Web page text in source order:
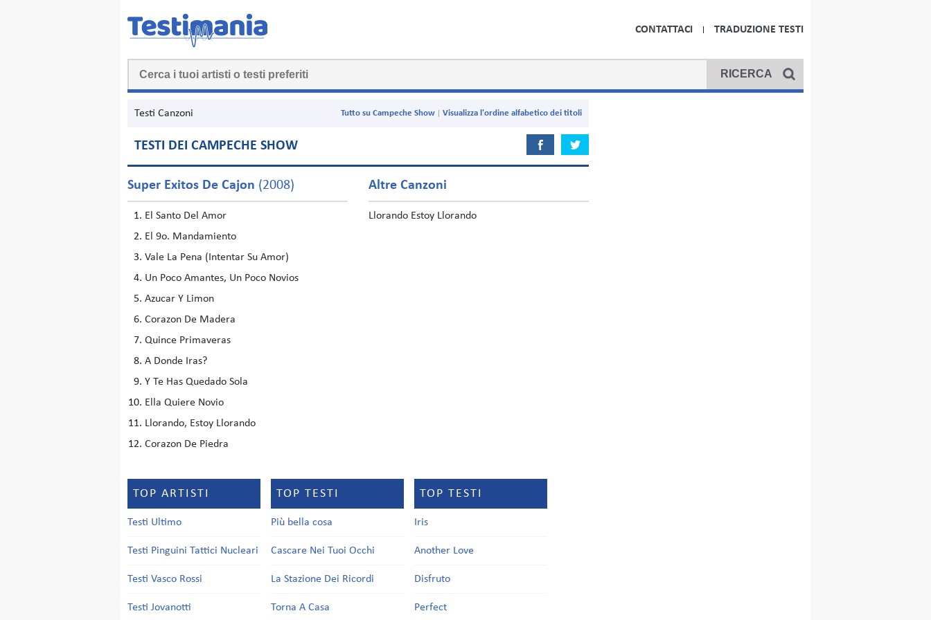
CONTATTACI TRADUZIONE TESTI
Testi Canzoni Visualizza l'ordine alfabetico dei titoli
Tutto su Campeche Show
TESTI DEI CAMPECHE SHOW
Super Exitos De Cajon (2008)
El Santo Del Amor
El 9o. Mandamiento
Vale La Pena (Intentar Su Amor)
Un Poco Amantes, Un Poco Novios
Azucar Y Limon
Corazon De Madera
Quince Primaveras
A Donde Iras?
Y Te Has Quedado Sola
Ella Quiere Novio
Llorando, Estoy Llorando
Corazon De Piedra
Altre Canzoni
Llorando Estoy Llorando
TOP ARTISTI
Testi Ultimo
Testi Pinguini Tattici Nucleari
Testi Vasco Rossi
Testi Jovanotti
TOP TESTI
Più bella cosa
Cascare Nei Tuoi Occhi
La Stazione Dei Ricordi
Torna A Casa
TOP TESTI
Iris
Another Love
Disfruto
Perfect